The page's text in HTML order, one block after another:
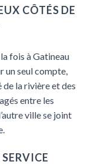
CÔTÉS DE
fois à Gatineau
seul compte,
de la rivière et des
entre les
ville se joint